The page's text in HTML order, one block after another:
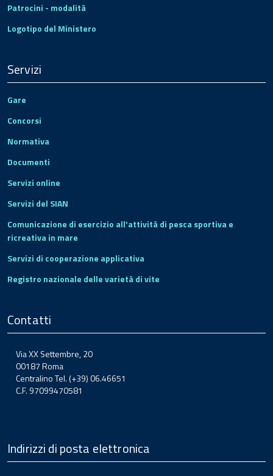
Patrocini - modalità
Logotipo del Ministero
Servizi
Gare
Concorsi
Normativa
Documenti
Servizi online
Servizi del SIAN
Comunicazione di esercizio all'attività di pesca sportiva e
ricreativa in mare
Servizi di cooperazione applicativa
Registro nazionale delle varietà di vite
Contatti
Via XX Settembre, 20
00187 Roma
Centralino Tel. (+39) 06.46651
C.F. 97099470581
Indirizzi di posta elettronica